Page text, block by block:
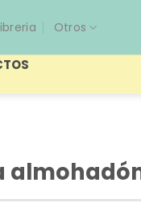
Otros